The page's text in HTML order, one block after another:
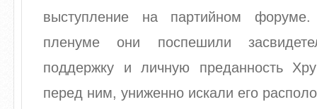
выступление на партийном
пленуме они поспешили
поддержку и личную преданность
перед ним, униженно искали его